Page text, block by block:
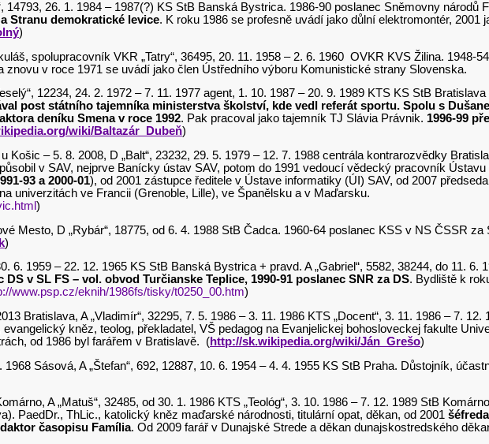
14793, 26. 1. 1984 – 1987(?) KS StB Banská Bystrica. 1986-90 poslanec Sněmovny
Stranu demokratické levice. K roku 1986 se profesně uvádí jako důlní elektromontér, 2001
)
spolupracovník VKR „Tatry“, 36495, 20. 11. 1958 – 2. 6. 1960 OVKR KVS Žilina.
a znovu v roce 1971 se uvádí jako člen Ústředního výboru Komunistické strany
12234, 24. 2. 1972 – 7. 11. 1977 agent, 1. 10. 1987 – 20. 9. 1989 KTS KS StB
post státního tajemníka ministerstva školství, kde vedl referát sportu. Spolu s
deníku Smena v roce 1992. Pak pracoval jako tajemník TJ Slávia Právnik. 1996-99
wiki/Baltazár_Dubeň)
Košic – 5. 8. 2008, D „Balt“, 23232, 29. 5. 1979 – 12. 7. 1988 centrála kontrarozvědky
v SAV, nejprve Banícky ústav SAV, potom do 1991 vedoucí vědecký pracovník
93 a 2000-01), od 2001 zástupce ředitele v Ústave informatiky (ÚI) SAV, od 2007
přednášel i na univerzitách ve Francii (Grenoble, Lille), ve
)
Mesto, D „Rybár“, 18775, od 6. 4. 1988 StB Čadca. 1960-64 poslanec KSS v NS ČSSR
)
6. 1959 – 22. 12. 1965 KS StB Banská Bystrica + pravd. A „Gabriel“, 5582, 38244, do 11.
DS v SL FS – vol. obvod Turčianske Teplice, 1990-91 poslanec SNR za DS. Bydliště k
www.psp.cz/eknih/1986fs/tisky/t0250_00.htm)
Bratislava, A „Vladimír“, 32295, 7. 5. 1986 – 3. 11. 1986 KTS „Docent“, 3. 11. 1986 – 7.
kněz, teolog, překladatel, VŠ pedagog na Evanjelickej bohosloveckej fakulte
od 1986 byl farářem v Bratislavě. (http://sk.wikipedia.org/wiki/Ján_Grešo)
1968 Sásová, A „Štefan“, 692, 12887, 10. 6. 1954 – 4. 4. 1955 KS StB Praha. Důstojník,
A „Matuš“, 32485, od 30. 1. 1986 KTS „Teológ“, 3. 10. 1986 – 7. 12. 1989 StB
PaedDr., ThLic., katolický kněz maďarské národnosti, titulární opat, děkan, od 2001
časopisu Família. Od 2009 farář v Dunajské Strede a děkan dunajskostredského